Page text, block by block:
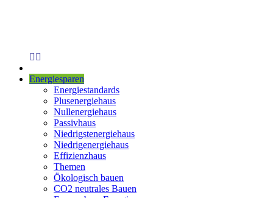
Energiesparen
Energiestandards
Plusenergiehaus
Nullenergiehaus
Passivhaus
Niedrigstenergiehaus
Niedrigenergiehaus
Effizienzhaus
Themen
Ökologisch bauen
CO2 neutrales Bauen